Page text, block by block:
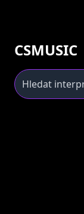
CSMUSIC